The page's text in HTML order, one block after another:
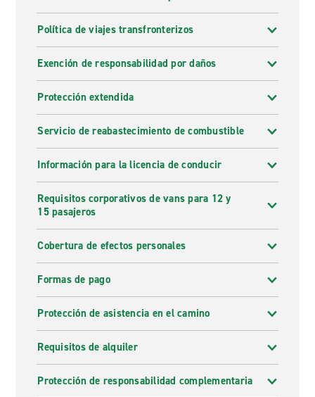
Política de viajes transfronterizos
Exención de responsabilidad por daños
Protección extendida
Servicio de reabastecimiento de combustible
Información para la licencia de conducir
Requisitos corporativos de vans para 12 y
15 pasajeros
Cobertura de efectos personales
Formas de pago
Protección de asistencia en el camino
Requisitos de alquiler
Protección de responsabilidad complementaria